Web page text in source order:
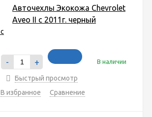
Авточехлы Экокожа Chevrolet
Aveo II с 2011г. черный
- + В наличии
Быстрый просмотр
В избранное
Сравнение